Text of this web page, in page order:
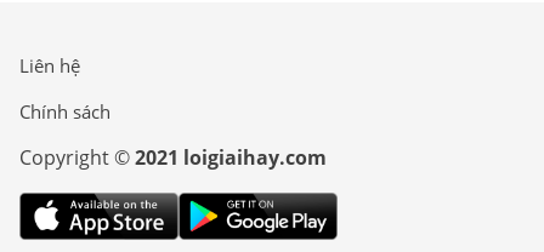
Liên hệ
Chính sách
Copyright ©2021 loigiaihay.com